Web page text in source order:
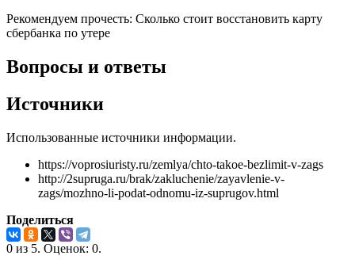
Рекомендуем прочесть: Сколько стоит восстановить карту
сбербанка по утере
Вопросы и ответы
Источники
Использованные источники информации.
https://voprosiuristy.ru/zemlya/chto-takoe-bezlimit-v-zags
http://2supruga.ru/brak/zakluchenie/zayavlenie-v-
zags/mozhno-li-podat-odnomu-iz-suprugov.html
Поделиться
0 из 5. Оценок: 0.